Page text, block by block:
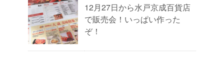
12月27日から水戸京成百貨店
で販売会！いっぱい作った
ぞ！